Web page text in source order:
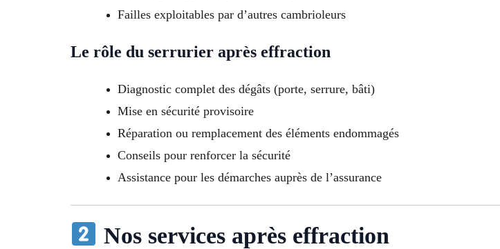
Failles exploitables par d’autres cambrioleurs
Le rôle du serrurier après effraction
Diagnostic complet des dégâts (porte, serrure, bâti)
Mise en sécurité provisoire
Réparation ou remplacement des éléments endommagés
Conseils pour renforcer la sécurité
Assistance pour les démarches auprès de l’assurance
Nos services après effraction